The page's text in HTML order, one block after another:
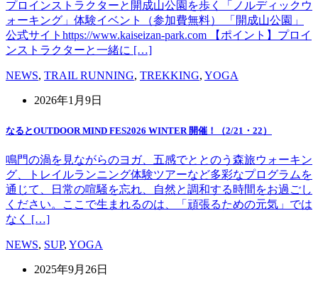
プロインストラクターと開成山公園を歩く「ノルディックウ
ォーキング」体験イベント（参加費無料） 「開成山公園」
公式サイトhttps://www.kaiseizan-park.com 【ポイント】プロイ
ンストラクターと一緒に […]
NEWS, TRAIL RUNNING, TREKKING, YOGA
2026年1月9日
なるとOUTDOOR MIND FES2026 WINTER 開催！（2/21・22）
鳴門の渦を見ながらのヨガ、五感でととのう森旅ウォーキン
グ、トレイルランニング体験ツアーなど多彩なプログラムを
通じて、日常の喧騒を忘れ、自然と調和する時間をお過ごし
ください。ここで生まれるのは、「頑張るための元気」では
なく […]
NEWS, SUP, YOGA
2025年9月26日